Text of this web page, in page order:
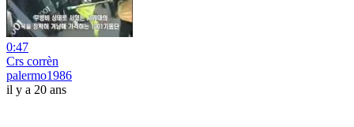
0:47
Crs corrèn
palermo1986
il y a 20 ans